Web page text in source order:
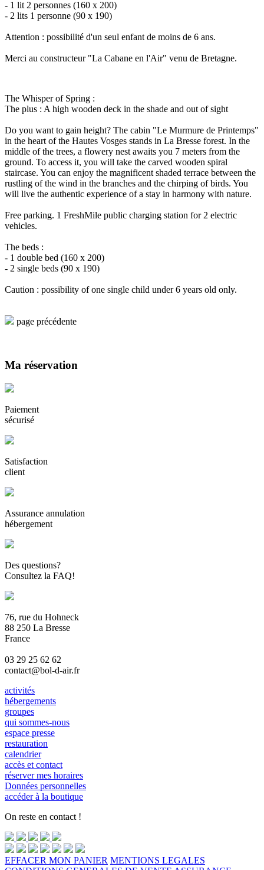
- 1 lit 2 personnes (160 x 200)
- 2 lits 1 personne (90 x 190)
Attention : possibilité d'un seul enfant de moins de 6 ans.
Merci au constructeur "La Cabane en l'Air" venu de Bretagne.
The Whisper of Spring :
The plus : A high wooden deck in the shade and out of sight
Do you want to gain height? The cabin "Le Murmure de Printemps"
in the heart of the Hautes Vosges stands in La Bresse forest. In the
middle of the trees, a flowery nest awaits you 7 meters from the
ground. To access it, you will take the carved wooden spiral
staircase. You can enjoy the magnificent shaded terrace between the
rustling of the wind in the branches and the chirping of birds. You
will live the authentic experience of a stay in harmony with nature.
Free parking. 1 FreshMile public charging station for 2 electric
vehicles.
The beds :
- 1 double bed (160 x 200)
- 2 single beds (90 x 190)
Caution : possibility of one single child under 6 years old only.
page précédente
Ma réservation
Paiement
sécurisé
Satisfaction
client
Assurance annulation
hébergement
Des questions?
Consultez la FAQ!
76, rue du Hohneck
88 250 La Bresse
France
03 29 25 62 62
contact@bol-d-air.fr
activités
hébergements
groupes
qui sommes-nous
espace presse
restauration
calendrier
accès et contact
réserver mes horaires
Données personnelles
accéder à la boutique
On reste en contact !
EFFACER MON PANIER MENTIONS LEGALES